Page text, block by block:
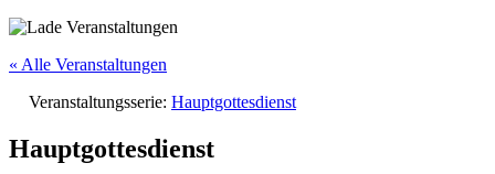
« Alle Veranstaltungen
Veranstaltungsserie: Hauptgottesdienst
Hauptgottesdienst